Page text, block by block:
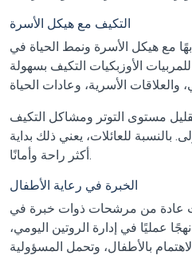
التكيف مع هيكل الأسرة
مع هيكل الأسرة ونمط الحياة في
الأوزبكيات التكيف بسهولة
مستوى التوتر ومشاكل التكيف
بالنسبة للعائلات، يعني ذلك بداية
أكثر راحة وأمانًا.
الخبرة في رعاية الأطفال
عادة من مرشحات ذوات خبرة في
عمليًا في إدارة الروتين اليومي،